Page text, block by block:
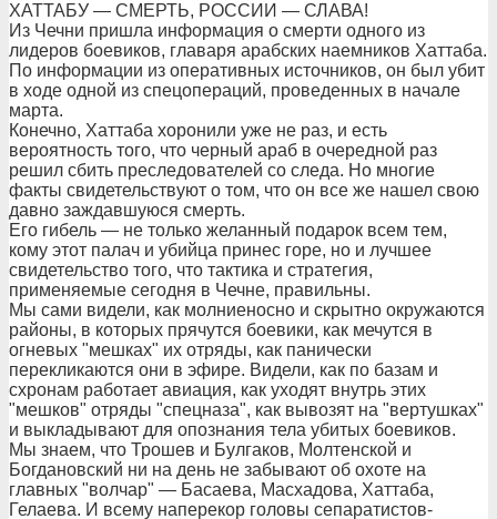
ХАТТАБУ — СМЕРТЬ, РОССИИ — СЛАВА!
Из Чечни пришла информация о смерти одного из
лидеров боевиков, главаря арабских наемников Хаттаба.
По информации из оперативных источников, он был убит
в ходе одной из спецопераций, проведенных в начале
марта.
Конечно, Хаттаба хоронили уже не раз, и есть
вероятность того, что черный араб в очередной раз
решил сбить преследователей со следа. Но многие
факты свидетельствуют о том, что он все же нашел свою
давно заждавшуюся смерть.
Его гибель — не только желанный подарок всем тем,
кому этот палач и убийца принес горе, но и лучшее
свидетельство того, что тактика и стратегия,
применяемые сегодня в Чечне, правильны.
Мы сами видели, как молниеносно и скрытно окружаются
районы, в которых прячутся боевики, как мечутся в
огневых "мешках" их отряды, как панически
перекликаются они в эфире. Видели, как по базам и
схронам работает авиация, как уходят внутрь этих
"мешков" отряды "спецназа", как вывозят на "вертушках"
и выкладывают для опознания тела убитых боевиков.
Мы знаем, что Трошев и Булгаков, Молтенской и
Богдановский ни на день не забывают об охоте на
главных "волчар" — Басаева, Масхадова, Хаттаба,
Гелаева. И всему наперекор головы сепаратистов-